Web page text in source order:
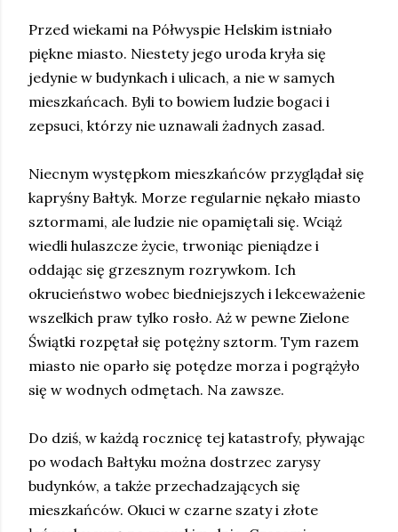
Przed wiekami na Półwyspie Helskim istniało
piękne miasto. Niestety jego uroda kryła się
jedynie w budynkach i ulicach, a nie w samych
mieszkańcach. Byli to bowiem ludzie bogaci i
zepsuci, którzy nie uznawali żadnych zasad.
Niecnym występkom mieszkańców przyglądał się
kapryśny Bałtyk. Morze regularnie nękało miasto
sztormami, ale ludzie nie opamiętali się. Wciąż
wiedli hulaszcze życie, trwoniąc pieniądze i
oddając się grzesznym rozrywkom. Ich
okrucieństwo wobec biedniejszych i lekceważenie
wszelkich praw tylko rosło. Aż w pewne Zielone
Świątki rozpętał się potężny sztorm. Tym razem
miasto nie oparło się potędze morza i pogrążyło
się w wodnych odmętach. Na zawsze.
Do dziś, w każdą rocznicę tej katastrofy, pływając
po wodach Bałtyku można dostrzec zarysy
budynków, a także przechadzających się
mieszkańców. Okuci w czarne szaty i złote